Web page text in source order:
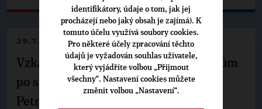
29.7.2026
Vzkaz Matěje Ondřeje Havla příznivcům
po setkání s prezidentem republiky
Petrem Pavlem
identifikátory, údaje o tom, jak jej
procházejí nebo jaký obsah je zajímá). K
tomuto účelu využívá soubory cookies.
Pro některé účely zpracování těchto
údajů je vyžadován souhlas uživatele,
který vyjádříte volbou „Přijmout
všechny“. Nastavení cookies můžete
změnit volbou „Nastavení“.